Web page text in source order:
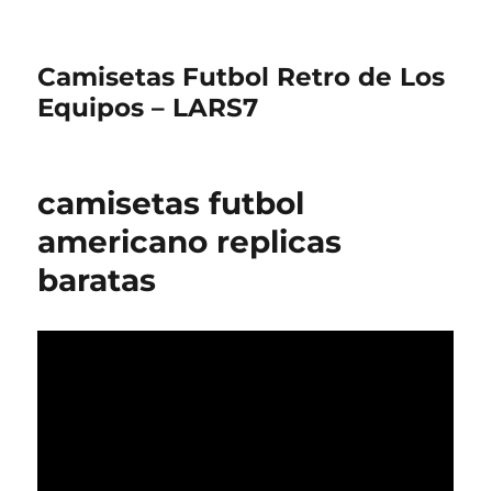
Camisetas Futbol Retro de Los
Equipos – LARS7
camisetas futbol
americano replicas
baratas